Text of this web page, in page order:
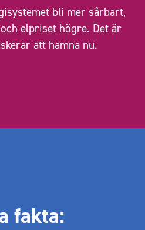
bli mer sårbart,
elpriset högre. Det är
att hamna nu.
fakta: